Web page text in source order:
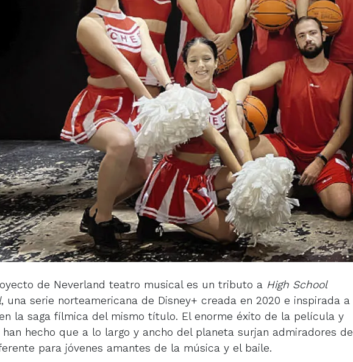
de Neverland teatro musical es un tributo a High School
, una serie norteamericana de Disney+ creada en 2020 e inspirada a
la saga fílmica del mismo título. El enorme éxito de la película y
han hecho que a lo largo y ancho del planeta surjan admiradores de
para jóvenes amantes de la música y el baile.